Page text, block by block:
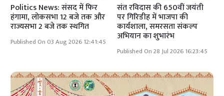
Politics News: संसद में फिर
हंगामा, लोकसभा 12 बजे तक और
राज्यसभा 2 बजे तक स्थगित
Published On 03 Aug 2026 12:41:45
संत रविदास की 650वीं जयंती
पर गिरिडीह में भाजपा की
कार्यशाला, समरसता संकल्प
अभियान का शुभारंभ
Published On 28 Jul 2026 16:23:45